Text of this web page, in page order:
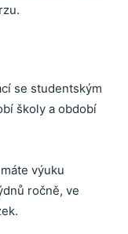
se studentským
školy a období
máte výuku
ročně, ve